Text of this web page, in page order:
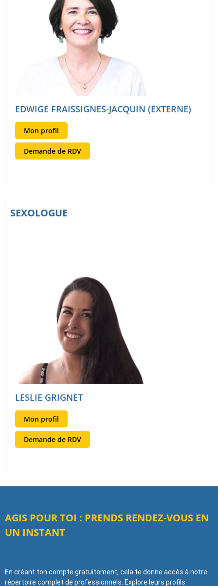
EDWIGE FRAISSIGNES-JACQUIN (EXTERNE)
Mon profil
Demande de RDV
SEXOLOGUE
LESLIE GRIGNET
Mon profil
Demande de RDV
AGIS POUR TOI : PRENDS RENDEZ-VOUS EN
UN INSTANT
En créant ton compte gratuitement, cela te donne accès à notre
répertoire complet de professionnels. Explore leurs profils